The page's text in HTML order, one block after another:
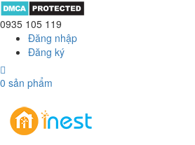
0935 105 119
Đăng nhập
Đăng ký
0 sản phẩm